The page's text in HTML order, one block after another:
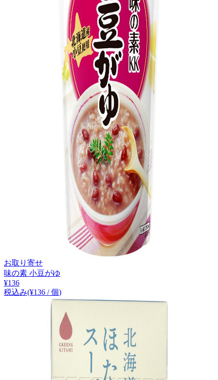
お取り寄せ
味の素 小豆がゆ
¥136
税込み(¥136 / 個)